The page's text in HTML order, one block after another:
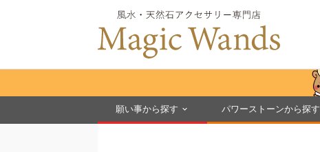
願い事から探す パワーストーンから探す